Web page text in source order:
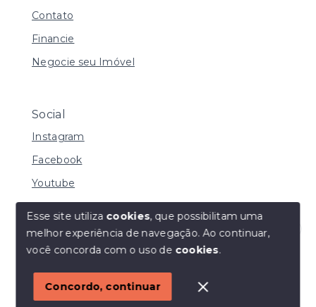
Olá! Estamos disponíveis para te ajudar.
Contato
Financie
Negocie seu Imóvel
Social
Instagram
Facebook
Youtube
© Copyright 2026 - I URBE CONSULTORIA
IMOBILIÁRIA | CRECI 33.934 J - Todos os direitos
SITE PARA IMOBILIARIA
Esse site utiliza cookies, que possibilitam uma
melhor experiência de navegação.Ao continuar,
você concorda com o uso de cookies.
Concordo, continuar